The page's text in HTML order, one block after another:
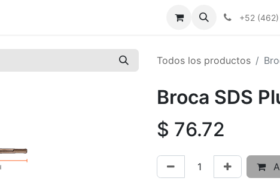
+52
Todos los productos
Broca SDS
$ 76.72